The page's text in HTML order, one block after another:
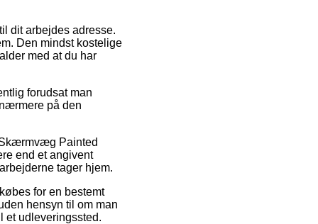
dit arbejdes adresse.
Den mindst kostelige
med at du har
forudsat man
på den
Painted
end et angivent
tager hjem.
for en bestemt
hensyn til om man
et udleveringssted.